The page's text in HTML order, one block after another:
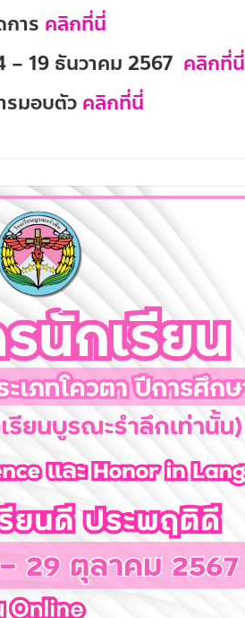
าร คลิกที่นี่
– 19 ธันวาคม 2567 คลิกที่นี่
รมอบตัว คลิกที่นี่